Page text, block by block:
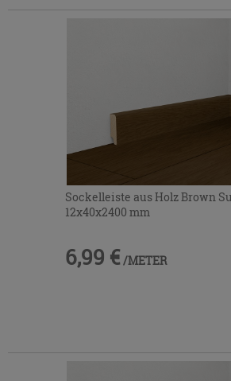
Sockelleiste aus Holz Brown
12x40x2400 mm
6,99 € /METER